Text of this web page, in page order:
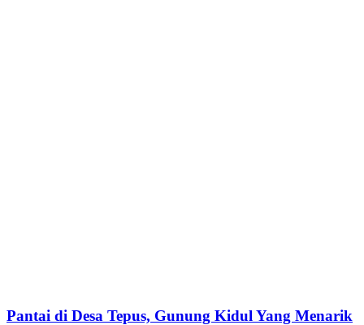
Pantai di Desa Tepus, Gunung Kidul Yang Menarik